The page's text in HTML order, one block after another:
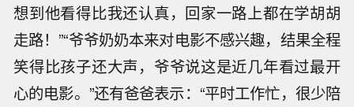
想到他看得比我还认真，回家一路上都在学胡胡
走路！”“爷爷奶奶本来对电影不感兴趣，结果全程
笑得比孩子还大声，爷爷说这是近几年看过最开
心的电影。”还有爸爸表示：“平时工作忙，很少陪